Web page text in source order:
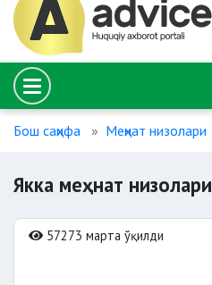
Бош саҳифа Меҳнат низолари
Якка меҳнат низолари
57273 марта ўқилди